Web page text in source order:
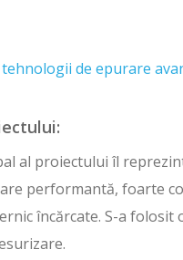
de epurare
al proiectului îl
performantă, foarte
încărcate. S-a